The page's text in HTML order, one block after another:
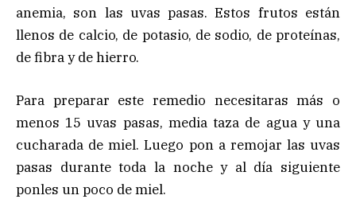
anemia, son las uvas pasas. Estos frutos están
llenos de calcio, de potasio, de sodio, de proteínas,
de fibra y de hierro.
Para preparar este remedio necesitaras más o
menos 15 uvas pasas, media taza de agua y una
cucharada de miel. Luego pon a remojar las uvas
pasas durante toda la noche y al día siguiente
ponles un poco de miel.